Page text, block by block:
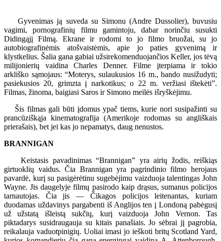
Gyvenimas ją suveda su Simonu (Andre Dussolier), buvusiu
vagimi, pornografinių filmu gamintoju, dabar norinčiu susukti
Didingąjį Filmą. Ekrane ir rodomi to jo filmo bruožai, su jo
autobiografinėmis atošvaistėmis, apie jo paties gyvenimą ir
klystkelius. Šalia gana gabiai užsirekomenduojančios Keller, jos tėvą
milijonierių vaidina Charles Denner. Filme įterpiama ir tokio
arkliško sąmojaus: “Moterys, sulaukusios 16 m., bando nusižudyti;
pasiekusios 20, grimzta į narkotikus; o 22 m. veržiasi ištekėti”.
Filmas, žinoma, baigiasi Saros ir Simono meilės išryškėjimu.
Šis filmas gali būti įdomus ypač tiems, kurie nori susipažinti su
prancūziškąja kinematografija (Amerikoje rodomas su angliškais
prierašais), bet jei kas jo nepamatys, daug nenustos.
BRANNIGAN
Keistasis pavadinimas “Brannigan” yra airių žodis, reiškiąs
girtuoklių vaidus. Čia Brannigan yra pagrindinio filmo herojaus
pavardė, kurį su pasigėrėtinu sugebėjimu vaizduoja talentingas John
Wayne. Jis daugelyje filmų pasirodo kaip drąsus, sumanus policijos
tarnautojas. Čia jis — Čikagos policijos leitenantas, kuriam
duodamas uždavinys pargabenti iš Anglijos ten į Londoną pabėgusį
už užstatą išleistą sukčių, kurį vaizduoja John Vernon. Tas
piktadarys susidraugauja su kitais panašiais. Jo sėbrai jį pagrobia,
reikalauja vaduotpinigių. Uoliai imasi jo ieškoti britų Scotland Yard,